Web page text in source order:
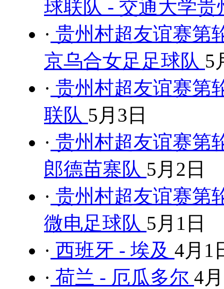
球联队 - 交通大学
· 贵州村超友谊赛第
京乌合女足足球队 5
· 贵州村超友谊赛第
联队 5月3日
· 贵州村超友谊赛第
郎德苗寨队 5月2日
· 贵州村超友谊赛第
微电足球队 5月1日
· 西班牙 - 埃及 4月1
· 荷兰 - 厄瓜多尔 4